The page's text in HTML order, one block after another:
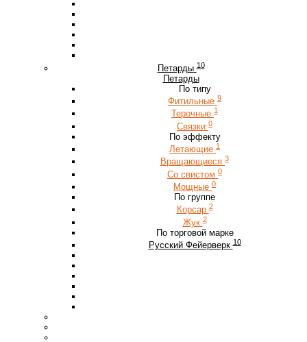
Петарды 10
Петарды
По типу
Фитильные 9
Терочные 1
Связки 0
По эффекту
Летающие 1
Вращающиеся 3
Со свистом 0
Мощные 0
По группе
Корсар 2
Жук 2
По торговой марке
Русский Фейерверк 10